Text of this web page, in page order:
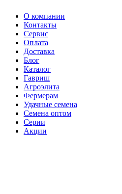
О компании
Контакты
Сервис
Оплата
Доставка
Блог
Каталог
Гавриш
Агроэлита
Фермерам
Удачные семена
Семена оптом
Серии
Акции